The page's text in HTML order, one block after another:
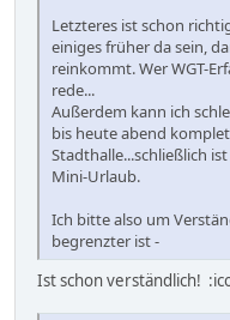
Letzteres ist schon
einiges früher da sein,
reinkommt. Wer WGT-
rede...
Außerdem kann ich
bis heute abend
Stadthalle...schließlich
Mini-Urlaub.
Ich bitte also um
begrenzter ist -
Ist schon verständlich!